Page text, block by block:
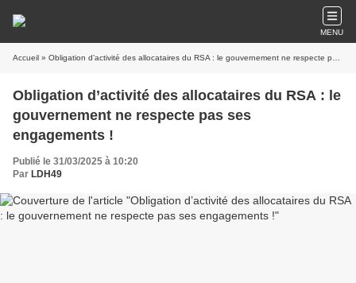
MENU
Accueil » Obligation d’activité des allocataires du RSA : le gouvernement ne respecte pas ses engagements !
Obligation d’activité des allocataires du RSA : le
gouvernement ne respecte pas ses
engagements !
Publié le 31/03/2025 à 10:20
Par LDH49